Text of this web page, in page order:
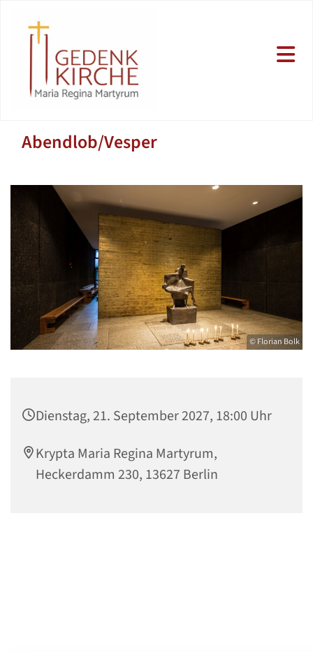
Abendlob/Vesper
© Florian Bolk
Dienstag, 21. September 2027, 18:00 Uhr
Krypta Maria Regina Martyrum,
Heckerdamm 230, 13627 Berlin